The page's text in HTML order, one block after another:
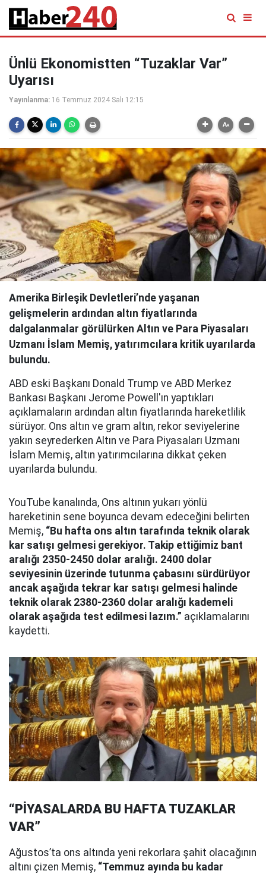
Ünlü Ekonomistten “Tuzaklar Var”
Uyarısı
Yayınlanma: 16 Temmuz 2024 Salı 12:15
Amerika Birleşik Devletleri’nde yaşanan
gelişmelerin ardından altın fiyatlarında
dalgalanmalar görülürken Altın ve Para Piyasaları
Uzmanı İslam Memiş, yatırımcılara kritik uyarılarda
bulundu.
ABD eski Başkanı Donald Trump ve ABD Merkez
Bankası Başkanı Jerome Powell'ın yaptıkları
açıklamaların ardından altın fiyatlarında hareketlilik
sürüyor. Ons altın ve gram altın, rekor seviyelerine
yakın seyrederken Altın ve Para Piyasaları Uzmanı
İslam Memiş, altın yatırımcılarına dikkat çeken
uyarılarda bulundu.
YouTube kanalında, Ons altının yukarı yönlü
hareketinin sene boyunca devam edeceğini belirten
Memiş, “Bu hafta ons altın tarafında teknik olarak
kar satışı gelmesi gerekiyor. Takip ettiğimiz bant
aralığı 2350-2450 dolar aralığı. 2400 dolar
seviyesinin üzerinde tutunma çabasını sürdürüyor
ancak aşağıda tekrar kar satışı gelmesi halinde
teknik olarak 2380-2360 dolar aralığı kademeli
olarak aşağıda test edilmesi lazım.” açıklamalarını
kaydetti.
“PİYASALARDA BU HAFTA TUZAKLAR
VAR”
Ağustos’ta ons altında yeni rekorlara şahit olacağının
altını çizen Memiş, “Temmuz ayında bu kadar